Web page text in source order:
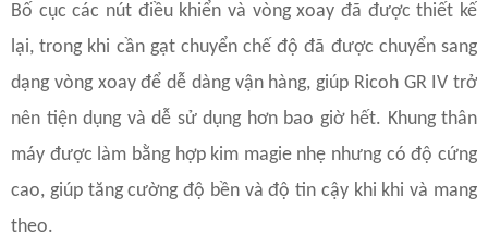
Bố cục các nút điều khiển và vòng xoay đã được thiết kế
lại, trong khi cần gạt chuyển chế độ đã được chuyển sang
dạng vòng xoay để dễ dàng vận hàng, giúp Ricoh GR IV trở
nên tiện dụng và dễ sử dụng hơn bao giờ hết. Khung thân
máy được làm bằng hợp kim magie nhẹ nhưng có độ cứng
cao, giúp tăng cường độ bền và độ tin cậy khi khi và mang
theo.